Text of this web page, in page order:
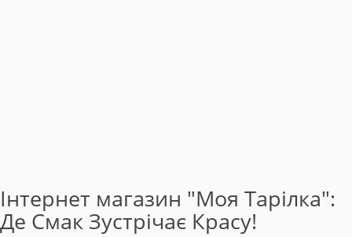
Інтернет магазин "Моя Тарілка":
Де Смак Зустрічає Красу!